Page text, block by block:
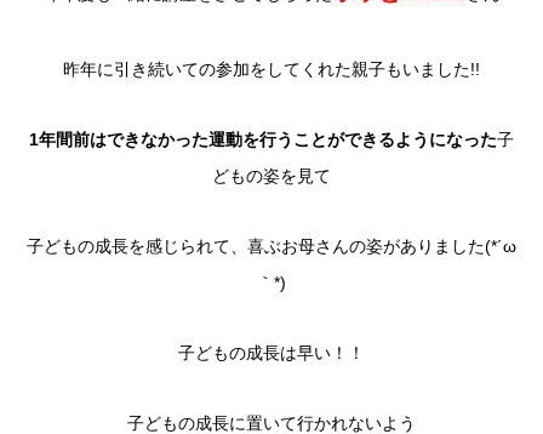
昨年に引き続いての参加をしてくれた親子もいました!!
1年間前はできなかった運動を行うことができるようになった子
どもの姿を見て
子どもの成長を感じられて、喜ぶお母さんの姿がありました(*´ω
｀*)
子どもの成長は早い！！
子どもの成長に置いて行かれないよう